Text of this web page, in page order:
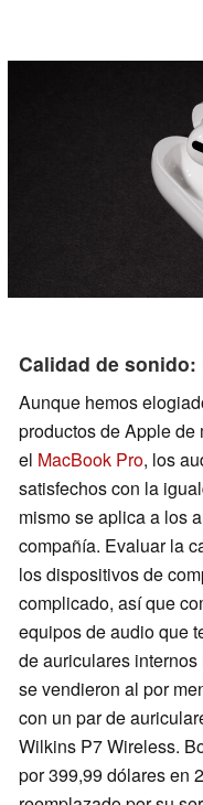
Calidad de sonido:
Aunque hemos
productos de Apple de
el MacBook Pro, los
satisfechos con la
mismo se aplica a los
compañía. Evaluar la
los dispositivos de
complicado, así que
equipos de audio que
de auriculares
se vendieron al por
con un par de
Wilkins P7 Wireless.
por 399,99 dólares en